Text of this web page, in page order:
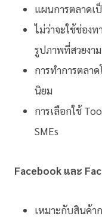
แผนการตลาด
ไม่ว่าจะใช้ช่อง
รูปภาพที่สวยงา
การทำการตลา
นิยม
การเลือกใช้
SMEs
Facebook และ
เหมาะกับสินค้า